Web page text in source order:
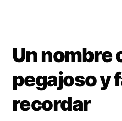
Un nombre
pegajoso y
recordar